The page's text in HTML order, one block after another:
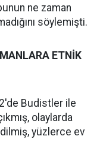
ne zaman
söylemişti.
ETNİK
Budistler ile
olaylarda
yüzlerce ev